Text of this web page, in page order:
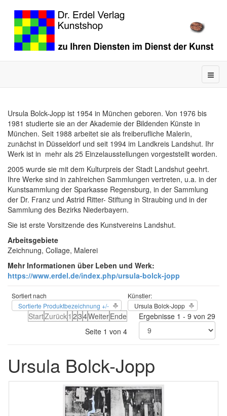
Ursula Bolck-Jopp ist 1954 in München geboren. Von 1976 bis
1981 studierte sie an der Akademie der Bildenden Künste in
München. Seit 1988 arbeitet sie als freiberufliche Malerin,
zunächst in Düsseldorf und seit 1994 im Landkreis Landshut. Ihr
Werk ist in mehr als 25 Einzelausstellungen vorgeststellt worden.
2005 wurde sie mit dem Kulturpreis der Stadt Landshut geehrt.
Ihre Werke sind in zahlreichen Sammlungen vertreten, u.a. in der
Kunstsammlung der Sparkasse Regensburg, in der Sammlung
der Dr. Franz und Astrid Ritter- Stiftung in Straubing und in der
Sammlung des Bezirks Niederbayern.
Sie ist erste Vorsitzende des Kunstvereins Landshut.
Arbeitsgebiete
Zeichnung, Collage, Malerei
Mehr Informationen über Leben und Werk:
https://www.erdel.de/index.php/ursula-bolck-jopp
Sortiert nach
Sortierte Produktbezeichnung +/-
Künstler:
Ursula Bolck-Jopp
StartZurück1 234WeiterEnde
Seite 1 von 4
Ergebnisse 1 - 9 von 29
Ursula Bolck-Jopp